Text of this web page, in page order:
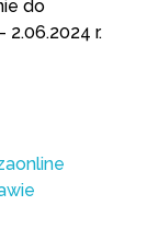
do
2.06.2024 r.